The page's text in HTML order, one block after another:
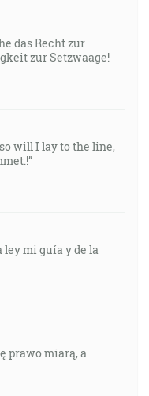
das Recht zur
zur Setzwaage!
will I lay to the line,
ley mi guía y de la
prawo miarą, a